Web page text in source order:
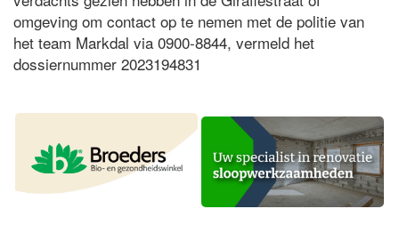
omgeving om contact op te nemen met de politie van
het team Markdal via 0900-8844, vermeld het
dossiernummer 2023194831